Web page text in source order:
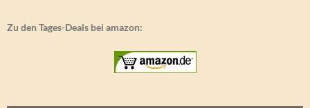
Zu den Tages-Deals bei amazon: